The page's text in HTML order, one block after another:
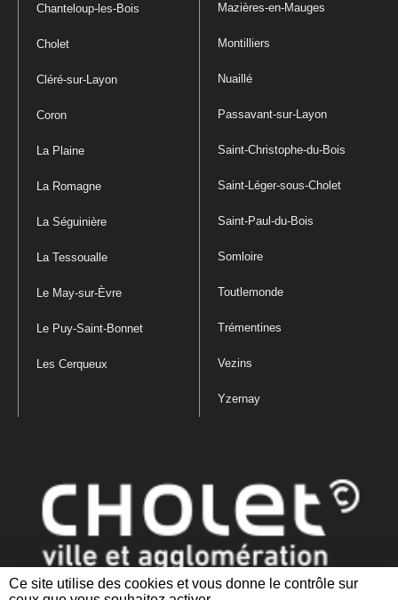
Ce site utilise des cookies et vous donne le contrôle sur
Chanteloup-les-Bois
Cholet
Cléré-sur-Layon
Coron
La Plaine
La Romagne
La Séguinière
La Tessoualle
Le May-sur-Èvre
Le Puy-Saint-Bonnet
Les Cerqueux
Mazières-en-Mauges
Montilliers
Nuaillé
Passavant-sur-Layon
Saint-Christophe-du-Bois
Saint-Léger-sous-Cholet
Saint-Paul-du-Bois
Somloire
Toutlemonde
Trémentines
Vezins
Yzernay